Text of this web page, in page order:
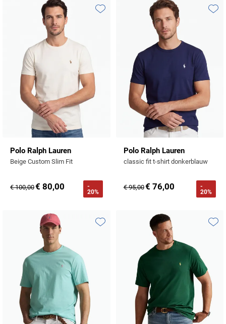
Polo Ralph Lauren
Beige Custom Slim Fit
€ 100,00€ 80,00
-
20%
Toevoegen aan favorieten
Polo Ralph Lauren
classic fit t-shirt donkerblauw
€ 95,00€ 76,00
-
20%
Toevoegen aan favorieten